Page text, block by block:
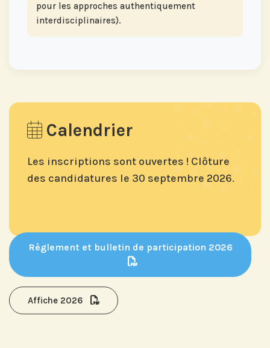
pour les approches authentiquement
interdisciplinaires).
Calendrier
Les inscriptions sont ouvertes ! Clôture
des candidatures le 30 septembre 2026.
Règlement et bulletin de participation 2026
Affiche 2026